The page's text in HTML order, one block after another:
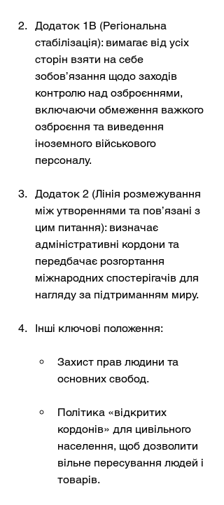
Додаток 1B (Регіональна
стабілізація): вимагає від усіх
сторін взяти на себе
зобов’язання щодо заходів
контролю над озброєннями,
включаючи обмеження важкого
озброєння та виведення
іноземного військового
персоналу.
Додаток 2 (Лінія розмежування
між утвореннями та пов’язані з
цим питання): визначає
адміністративні кордони та
передбачає розгортання
міжнародних спостерігачів для
нагляду за підтриманням миру.
Інші ключові положення:
Захист прав людини та
основних свобод.
Політика «відкритих
кордонів» для цивільного
населення, щоб дозволити
вільне пересування людей і
товарів.